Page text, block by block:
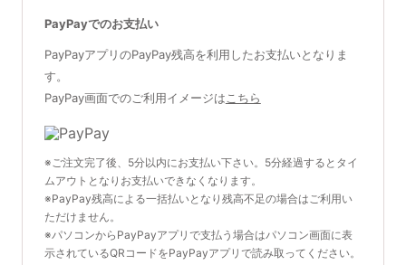
PayPayでのお支払い
PayPayアプリのPayPay残高を利用したお支払いとなりま
す。
PayPay画面でのご利用イメージは こちら
※ご注文完了後、5分以内にお支払い下さい。5分経過するとタイ
ムアウトとなりお支払いできなくなります。
※PayPay残高による一括払いとなり残高不足の場合はご利用い
ただけません。
※パソコンからPayPayアプリで支払う場合はパソコン画面に表
示されているQRコードをPayPayアプリで読み取ってください。